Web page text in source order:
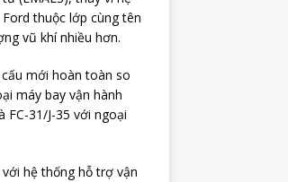
thuộc lớp cùng tên
vũ khí nhiều hơn.
mới hoàn toàn so
máy bay vận hành
31/J-35 với ngoại
hệ thống hỗ trợ vận